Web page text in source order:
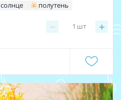
солнце полутень
− +
1 шт